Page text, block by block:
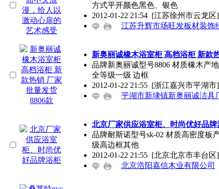
方式平开颜色黑色、银色
2012-01-22 21:54 [江苏徐州市云龙区]
江苏升辉市场旺发板材装饰
新奥丽诚橡木浴室柜 高档浴柜 新款
品牌新奥丽诚型号8806 材质橡木产
全等级一级 边框
2012-01-22 21:55 [浙江嘉兴市平湖市]
平湖市新埭镇新奥丽诚洁具
北京厂家供应浴室柜、时尚优好品牌
品牌耐斯诺型号sk-02 材质高密度板
级高边框其他
2012-01-22 21:55 [北京北京市丰台区]
北京浩阳嘉信木业有限公司